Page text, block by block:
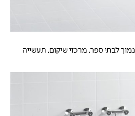
כיור רגל Geberit Publica נמוך לבתי ספר, מרכזי שיקום, תעשייה